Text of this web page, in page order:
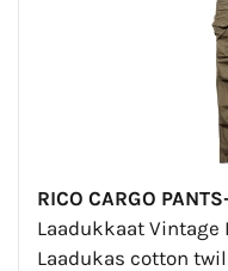
RICO CARGO
Laadukkaat
Laadukas cotton